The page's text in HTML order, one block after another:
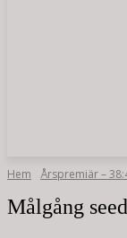
Hem Årspremiär –
Målgång